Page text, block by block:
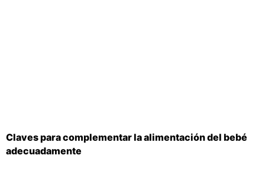
Claves para complementar la alimentación del bebé
adecuadamente